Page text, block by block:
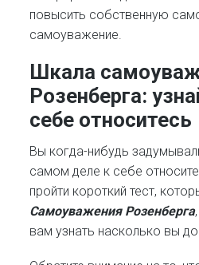
повысить собственную
самоуважение.
Шкала
Розенберга:
себе относитесь
Вы когда-нибудь
самом деле к себе
пройти короткий тест,
Самоуважения Розенберга
вам узнать насколько вы